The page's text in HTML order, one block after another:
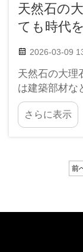
天然石の
ても時代
2026-03-09
天然石の大理
は建築部材な
つ頑丈な基台
本物の大理
模様や色合い
さらに表示
前